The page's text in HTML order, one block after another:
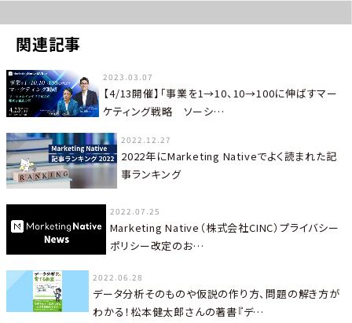
関連記事
2023.03.07
【4/13開催】「事業を1→10、10→100に伸ばすマー
ケティング戦略 ソーシ…
2022.12.27
2022年にMarketing Nativeでよく読まれた記
事ランキング
2022.07.25
Marketing Native（株式会社CINC）プライバシー
ポリシー改定のお…
2022.06.28
データ分析そのものや仮説の作り方、問題の解き方が
わかる！松本健太郎さんの著書『デ…